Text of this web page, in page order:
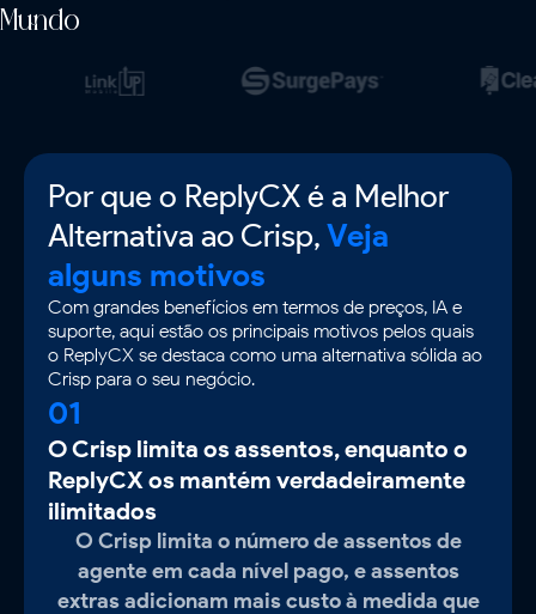
Mundo
Por que o ReplyCX é a Melhor
Alternativa ao Crisp,Veja
alguns motivos
Com grandes benefícios em termos de preços, IA e
suporte, aqui estão os principais motivos pelos quais
o ReplyCX se destaca como uma alternativa sólida ao
Crisp para o seu negócio.
01
O Crisp limita os assentos, enquanto o
ReplyCX os mantém verdadeiramente
ilimitados
O Crisp limita o número de assentos de
agente em cada nível pago, e assentos
extras adicionam mais custo à medida que